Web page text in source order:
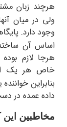
زبان مشترک
میان آنها
پایگاهی که
آن ساخته‌
لازم بوده
یک از این
خواننده یک
عمده در دست
این کتاب